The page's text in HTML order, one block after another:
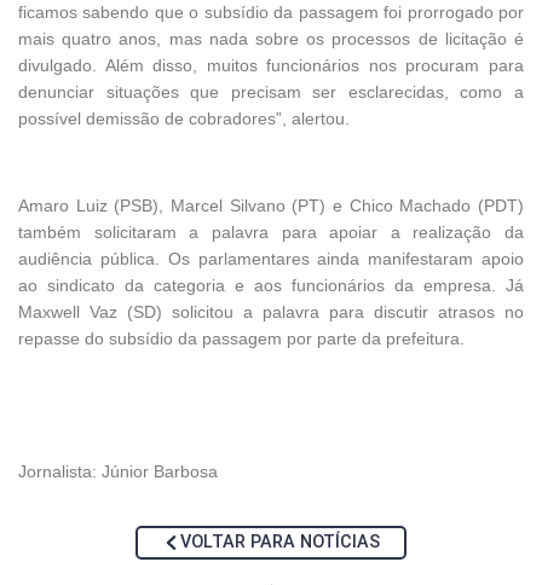
ficamos sabendo que o subsídio da passagem foi prorrogado por
mais quatro anos, mas nada sobre os processos de licitação é
divulgado. Além disso, muitos funcionários nos procuram para
denunciar situações que precisam ser esclarecidas, como a
possível demissão de cobradores”, alertou.
Amaro Luiz (PSB), Marcel Silvano (PT) e Chico Machado (PDT)
também solicitaram a palavra para apoiar a realização da
audiência pública. Os parlamentares ainda manifestaram apoio
ao sindicato da categoria e aos funcionários da empresa. Já
Maxwell Vaz (SD) solicitou a palavra para discutir atrasos no
repasse do subsídio da passagem por parte da prefeitura.
Jornalista: Júnior Barbosa
VOLTAR PARA NOTÍCIAS